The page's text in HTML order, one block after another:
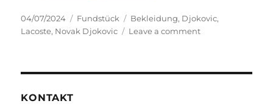
Posted
on
04/07/2024 Categories
Fundstück Tags
Bekleidung, Djokovic,
Lacoste, Novak Djokovic Leave a commenton
KONTAKT